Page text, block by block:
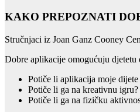
KAKO PREPOZNATI
Stručnjaci iz Joan Ganz Cooney
Dobre aplikacije omogućuju djetetu
Potiče li aplikacija moje
Potiče li ga na kreativnu igru?
Potiče li ga na fizičku